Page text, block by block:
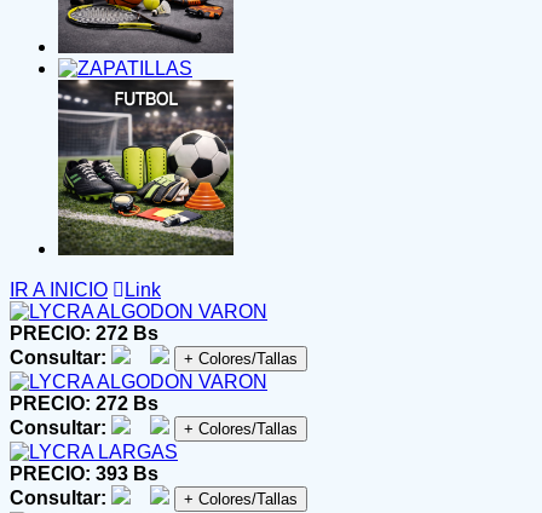
IR A INICIO Link
PRECIO: 272 Bs
Consultar:
+ Colores/Tallas
PRECIO: 272 Bs
Consultar:
+ Colores/Tallas
PRECIO: 393 Bs
Consultar:
+ Colores/Tallas